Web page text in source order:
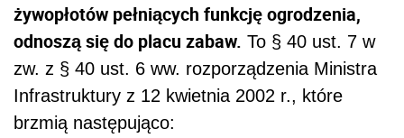
żywopłotów pełniących funkcję ogrodzenia,
odnoszą się do placu zabaw. To § 40 ust. 7 w
zw. z § 40 ust. 6 ww. rozporządzenia Ministra
Infrastruktury z 12 kwietnia 2002 r., które
brzmią następująco: